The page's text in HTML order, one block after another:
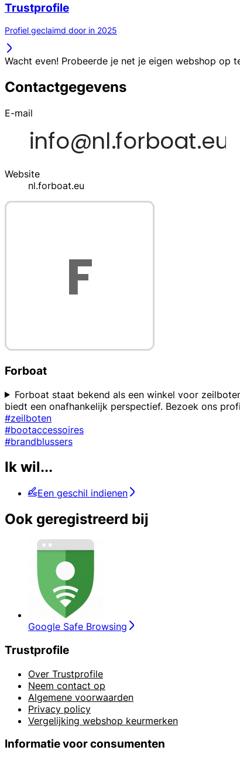
Trustprofile
Profiel geclaimd door in 2025
Wacht even! Probeerde je net je eigen webshop op
Contactgegevens
E-mail
Website
nl.forboat.eu
Forboat
Forboat staat bekend als een winkel voor
biedt een onafhankelijk perspectief. Bezoek ons
#zeilboten
#bootaccessoires
#brandblussers
Ik wil...
Een geschil indienen
Ook geregistreerd bij
Google Safe Browsing
Trustprofile
Over Trustprofile
Neem contact op
Algemene voorwaarden
Privacy policy
Vergelijking webshop keurmerken
Informatie voor consumenten